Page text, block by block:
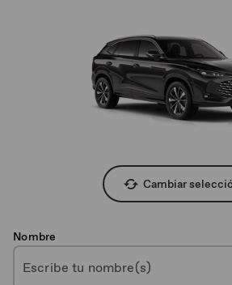
Cambiar
Nombre